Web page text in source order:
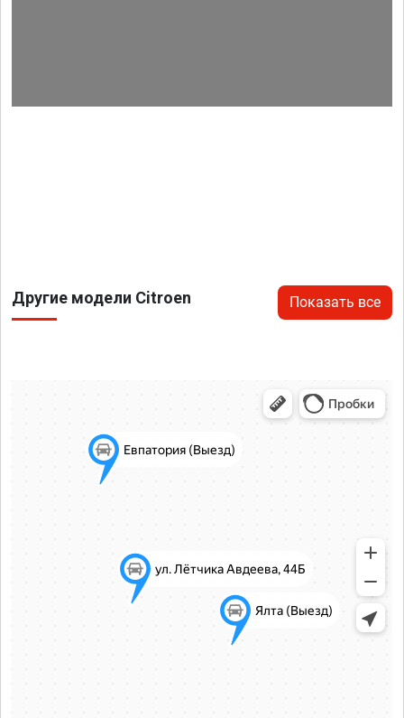
Другие модели Citroen Показать все